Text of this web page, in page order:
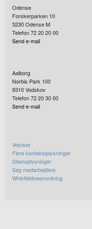
Odense
Forskerparken 10
5230Odense M
Telefon 72 20 20 00
Send e-mail
Aalborg
Norbis Park 100
9310Vodskov
Telefon 72 20 30 00
Send e-mail
Vejviser
Flere kontaktoplysninger
Stamoplysninger
Søg medarbejdere
Whistleblowerordning